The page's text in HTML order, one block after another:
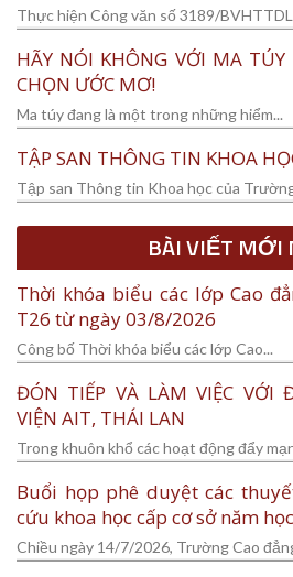
Thực hiện Công văn số 3189/
HÃY NÓI KHÔNG VỚI MA
CHỌN ƯỚC MƠ!
Ma túy đang là một trong những hiểm...
TẬP SAN THÔNG TIN KHOA
Tập san Thông tin Khoa học của
BÀI VIẾT MỚI
Thời khóa biểu các lớp Cao
T26 từ ngày 03/8/2026
Công bố Thời khóa biểu các lớp Cao...
ĐÓN TIẾP VÀ LÀM VIỆC VỚI
VIỆN AIT, THÁI LAN
Trong khuôn khổ các hoạt động đẩy
Buổi họp phê duyệt các
cứu khoa học cấp cơ sở năm
Chiều ngày 14/7/2026, Trường Cao